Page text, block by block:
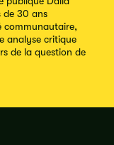
de 30 ans
communautaire,
analyse critique
de la question de